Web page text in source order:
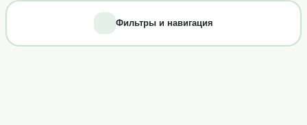
Фильтры и навигация